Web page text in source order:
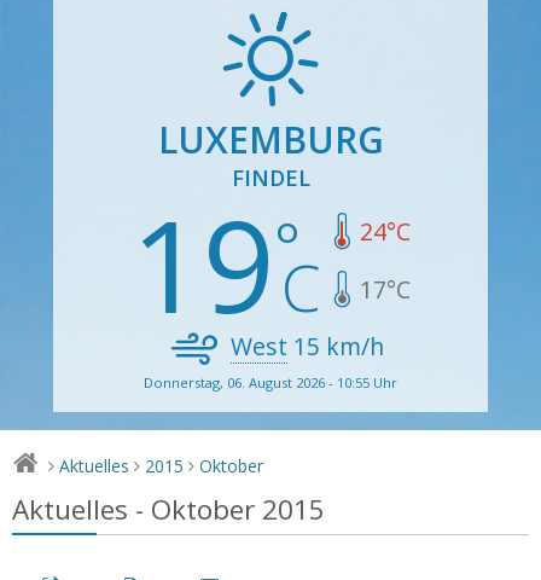
LUXEMBURG
FINDEL
19 24°C
17°C
West 15 km/h
Donnerstag, 06. August 2026 - 10:55 Uhr
> Aktuelles > 2015 > Oktober
Aktuelles - Oktober 2015